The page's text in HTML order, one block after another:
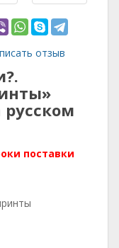
отзыв
поставки